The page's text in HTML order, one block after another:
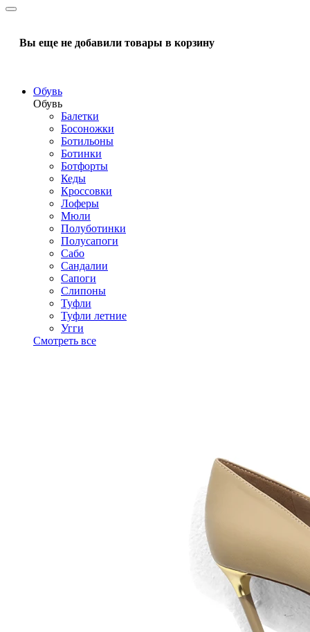
Вы еще не добавили товары в корзину
Обувь
Обувь
Балетки
Босоножки
Ботильоны
Ботинки
Ботфорты
Кеды
Кроссовки
Лоферы
Мюли
Полуботинки
Полусапоги
Сабо
Сандалии
Сапоги
Слипоны
Туфли
Туфли летние
Угги
Смотреть все